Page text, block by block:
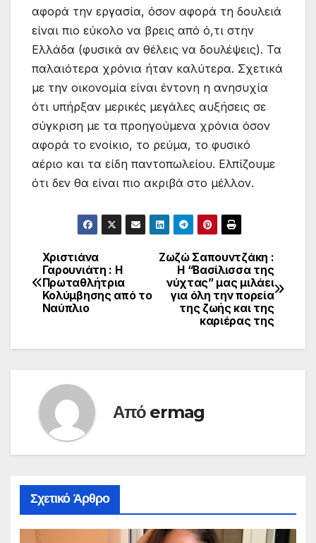
αφορά την εργασία, όσον αφορά τη δουλειά
είναι πιο εύκολο να βρεις από ό,τι στην
Ελλάδα (φυσικά αν θέλεις να δουλέψεις). Τα
παλαιότερα χρόνια ήταν καλύτερα. Σχετικά
με την οικονομία είναι έντονη η ανησυχία
ότι υπήρξαν μερικές μεγάλες αυξήσεις σε
σύγκριση με τα προηγούμενα χρόνια όσον
αφορά το ενοίκιο, το ρεύμα, το φυσικό
αέριο και τα είδη παντοπωλείου. Ελπίζουμε
ότι δεν θα είναι πιο ακριβά στο μέλλον.
Πλοήγηση
άρθρων
Ζωζώ Σαπουντζάκη :
Η “Βασίλισσα της
νύχτας” μας μιλάει
για όλη την πορεία
της ζωής και της
καριέρας της
Χριστιάνα
Γαρουνιάτη : Η
Πρωταθλήτρια
Κολύμβησης από το
Ναύπλιο
Από ermag
Σχετικό Άρθρο